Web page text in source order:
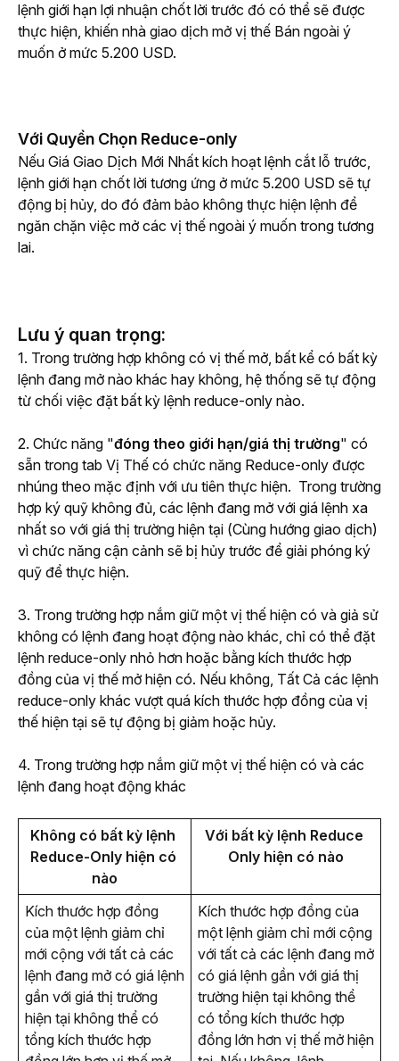
lệnh giới hạn lợi nhuận chốt lời trước đó có thể sẽ được
thực hiện, khiến nhà giao dịch mở vị thế Bán ngoài ý
muốn ở mức 5.200 USD.
Với Quyền Chọn Reduce-only
Nếu Giá Giao Dịch Mới Nhất kích hoạt lệnh cắt lỗ trước,
lệnh giới hạn chốt lời tương ứng ở mức 5.200 USD sẽ tự
động bị hủy, do đó đảm bảo không thực hiện lệnh để
ngăn chặn việc mở các vị thế ngoài ý muốn trong tương
lai.
Lưu ý quan trọng:
1. Trong trường hợp không có vị thế mở, bất kể có bất kỳ
lệnh đang mở nào khác hay không, hệ thống sẽ tự động
từ chối việc đặt bất kỳ lệnh reduce-only nào.
2. Chức năng "đóng theo giới hạn/giá thị trường" có
sẵn trong tab Vị Thế có chức năng Reduce-only được
nhúng theo mặc định với ưu tiên thực hiện.  Trong trường
hợp ký quỹ không đủ, các lệnh đang mở với giá lệnh xa
nhất so với giá thị trường hiện tại (Cùng hướng giao dịch)
vì chức năng cận cảnh sẽ bị hủy trước để giải phóng ký
quỹ để thực hiện.
3. Trong trường hợp nắm giữ một vị thế hiện có và giả sử
không có lệnh đang hoạt động nào khác, chỉ có thể đặt
lệnh reduce-only nhỏ hơn hoặc bằng kích thước hợp
đồng của vị thế mở hiện có. Nếu không, Tất Cả các lệnh
reduce-only khác vượt quá kích thước hợp đồng của vị
thế hiện tại sẽ tự động bị giảm hoặc hủy.
4. Trong trường hợp nắm giữ một vị thế hiện có và các
lệnh đang hoạt động khác
Không có bất kỳ lệnh
Reduce-Only hiện có
nào
Với bất kỳ lệnh Reduce
Only hiện có nào
Kích thước hợp đồng
của một lệnh giảm chỉ
mới cộng với tất cả các
lệnh đang mở có giá lệnh
gần với giá thị trường
hiện tại không thể có
tổng kích thước hợp
Kích thước hợp đồng của
một lệnh giảm chỉ mới cộng
với tất cả các lệnh đang mở
có giá lệnh gần với giá thị
trường hiện tại không thể
có tổng kích thước hợp
đồng lớn hơn vị thế mở hiện